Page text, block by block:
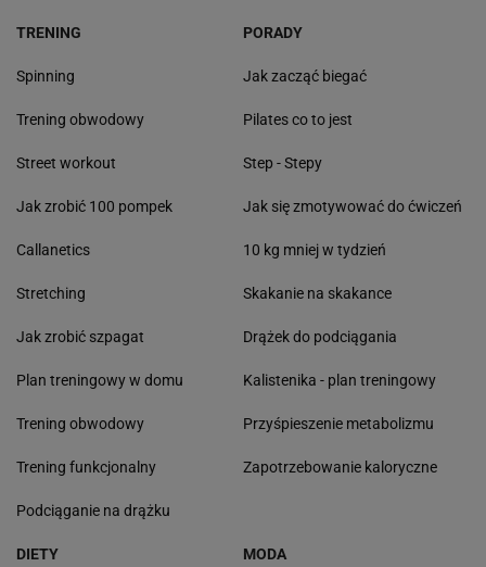
TRENING
Spinning
Trening obwodowy
Street workout
Jak zrobić 100 pompek
Callanetics
Stretching
Jak zrobić szpagat
Plan treningowy w domu
Trening obwodowy
Trening funkcjonalny
Podciąganie na drążku
PORADY
Jak zacząć biegać
Pilates co to jest
Step - Stepy
Jak się zmotywować do ćwiczeń
10 kg mniej w tydzień
Skakanie na skakance
Drążek do podciągania
Kalistenika - plan treningowy
Przyśpieszenie metabolizmu
Zapotrzebowanie kaloryczne
DIETY MODA